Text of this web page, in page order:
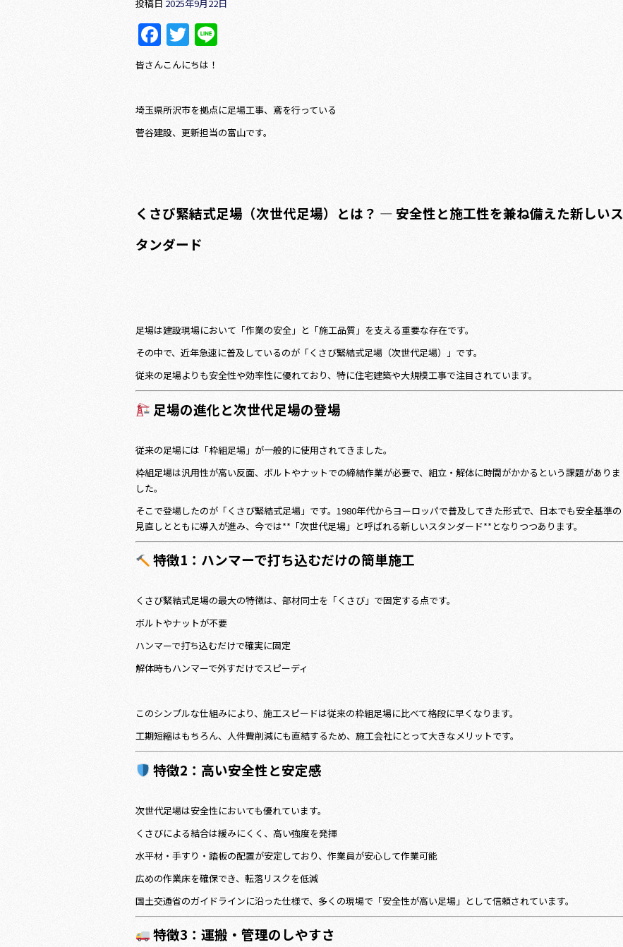
投稿日 2025年9月22日
Facebook
Twitter
皆さんこんにちは！
埼玉県所沢市を拠点に足場工事、鳶を行っている
菅谷建設、更新担当の富山です。
くさび緊結式足場（次世代足場）とは？ ― 安全性と施工性を兼ね備えた新しいス
タンダード
足場は建設現場において「作業の安全」と「施工品質」を支える重要な存在です。
その中で、近年急速に普及しているのが「くさび緊結式足場（次世代足場）」です。
従来の足場よりも安全性や効率性に優れており、特に住宅建築や大規模工事で注目されています。
足場の進化と次世代足場の登場
従来の足場には「枠組足場」が一般的に使用されてきました。
枠組足場は汎用性が高い反面、ボルトやナットでの締結作業が必要で、組立・解体に時間がかかるという課題がありま
した。
そこで登場したのが「くさび緊結式足場」です。1980年代からヨーロッパで普及してきた形式で、日本でも安全基準の
見直しとともに導入が進み、今では**「次世代足場」と呼ばれる新しいスタンダード**となりつつあります。
特徴1：ハンマーで打ち込むだけの簡単施工
くさび緊結式足場の最大の特徴は、部材同士を「くさび」で固定する点です。
ボルトやナットが不要
ハンマーで打ち込むだけで確実に固定
解体時もハンマーで外すだけでスピーディ
このシンプルな仕組みにより、施工スピードは従来の枠組足場に比べて格段に早くなります。
工期短縮はもちろん、人件費削減にも直結するため、施工会社にとって大きなメリットです。
特徴2：高い安全性と安定感
次世代足場は安全性においても優れています。
くさびによる結合は緩みにくく、高い強度を発揮
水平材・手すり・踏板の配置が安定しており、作業員が安心して作業可能
広めの作業床を確保でき、転落リスクを低減
国土交通省のガイドラインに沿った仕様で、多くの現場で「安全性が高い足場」として信頼されています。
特徴3：運搬・管理のしやすさ